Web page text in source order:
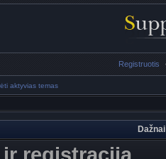
Registruotis
aktyvias temas